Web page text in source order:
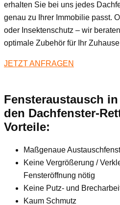
erhalten Sie bei uns jedes
genau zu Ihrer Immobilie passt.
oder Insektenschutz – wir
optimale Zubehör für Ihr
JETZT ANFRAGEN
Fensteraustausch in
den Dachfenster-
Vorteile:
Maßgenaue
Keine Vergrößerung /
Fensteröffnung nötig
Keine Putz- und
Kaum Schmutz